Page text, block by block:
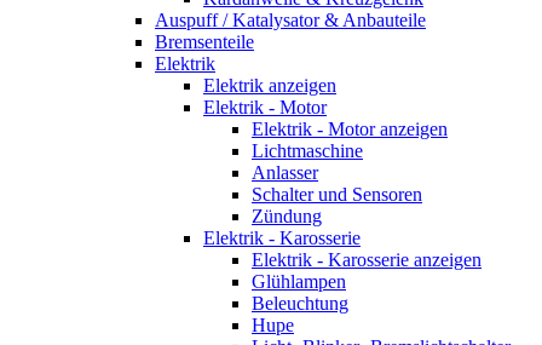
Auspuff / Katalysator & Anbauteile
Bremsenteile
Elektrik
Elektrik anzeigen
Elektrik - Motor
Elektrik - Motor anzeigen
Lichtmaschine
Anlasser
Schalter und Sensoren
Zündung
Elektrik - Karosserie
Elektrik - Karosserie anzeigen
Glühlampen
Beleuchtung
Hupe